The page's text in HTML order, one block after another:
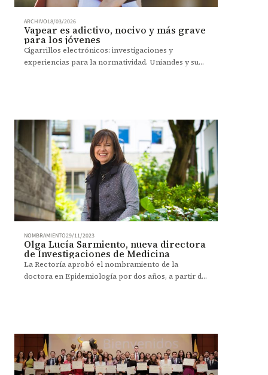
ARCHIVO18/03/2026
Vapear es adictivo, nocivo y más grave
para los jóvenes
Cigarrillos electrónicos: investigaciones y
experiencias para la normatividad. Uniandes y su
NOMBRAMIENTO29/11/2023
Olga Lucía Sarmiento, nueva directora
de Investigaciones de Medicina
La Rectoría aprobó el nombramiento de la
doctora en Epidemiología por dos años, a partir del